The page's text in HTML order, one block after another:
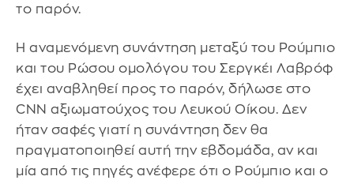
το παρόν.
Η αναμενόμενη συνάντηση μεταξύ του Ρούμπιο
και του Ρώσου ομολόγου του Σεργκέι Λαβρόφ
έχει αναβληθεί προς το παρόν, δήλωσε στο
CNN αξιωματούχος του Λευκού Οίκου. Δεν
ήταν σαφές γιατί η συνάντηση δεν θα
πραγματοποιηθεί αυτή την εβδομάδα, αν και
μία από τις πηγές ανέφερε ότι ο Ρούμπιο και ο